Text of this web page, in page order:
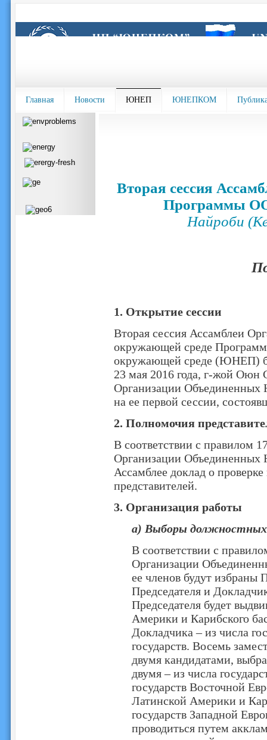
Главная Новости ЮНЕП ЮНЕПКОМ
Вторая сессия
Программы
Найроби
1. Открытие сессии
Вторая сессия Ассамблеи
окружающей среде
окружающей среде (ЮНЕП)
23 мая 2016 года, г-жой Оюн
Организации Объединенных
на ее первой сессии,
2. Полномочия
В соответствии с правилом
Организации Объединенных
Ассамблее доклад о
представителей.
3. Организация работы
a) Выборы
В соответствии с
Организации
ее членов будут избраны
Председателя и
Председателя будет
Америки и Карибского
Докладчика – из числа
государств. Восемь
двумя кандидатами,
двумя – из числа
государств Восточной
Латинской Америки и
государств Западной
проводиться путем